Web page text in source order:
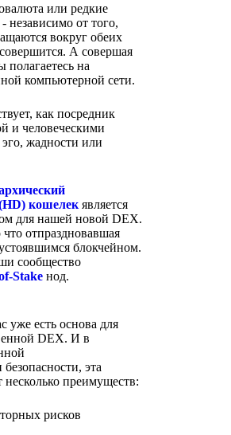
или редкие
независимо от того,
вокруг обеих
А совершая
на
компьютерной сети.
как посредник
и человеческими
жадности или
кошелек является
для нашей новой DEX.
отпраздновавшая
блокчейном.
сообщество
Stake нод.
уже есть основа для
DEX. И в
эта
преимуществ:
рисков